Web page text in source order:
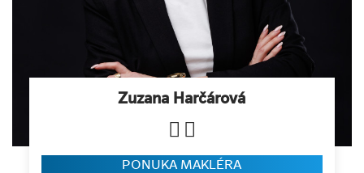
Zuzana Harčárová
PONUKA MAKLÉRA